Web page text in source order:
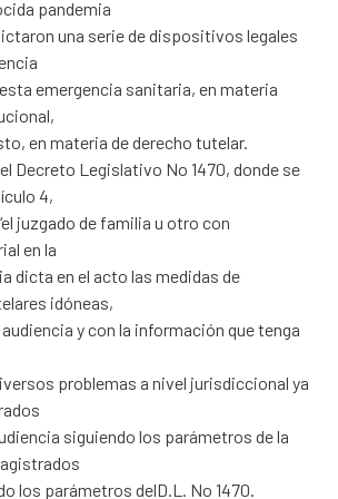
pandemia
una serie de dispositivos legales
emergencia sanitaria, en materia
en materia de derecho tutelar.
Decreto Legislativo No 1470, donde se
4,
juzgado de familia u otro con
en la
dicta en el acto las medidas de
idóneas,
y con la información que tenga
problemas a nivel jurisdiccional ya
siguiendo los parámetros de la
los parámetros delD.L. No 1470.